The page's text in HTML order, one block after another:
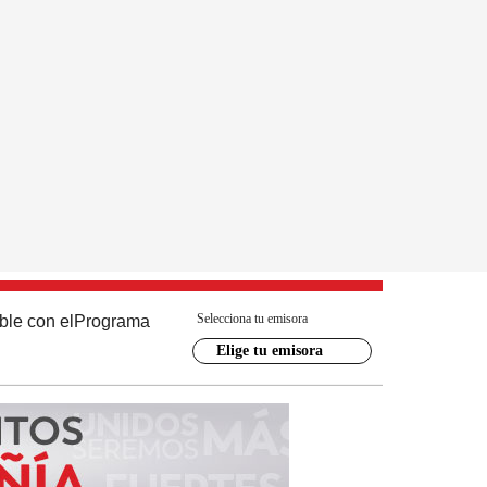
con el Programa Selecciona tu emisora
Elige tu emisora